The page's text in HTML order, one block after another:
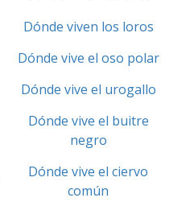
Dónde viven los loros
Dónde vive el oso polar
Dónde vive el urogallo
Dónde vive el buitre
negro
Dónde vive el ciervo
común